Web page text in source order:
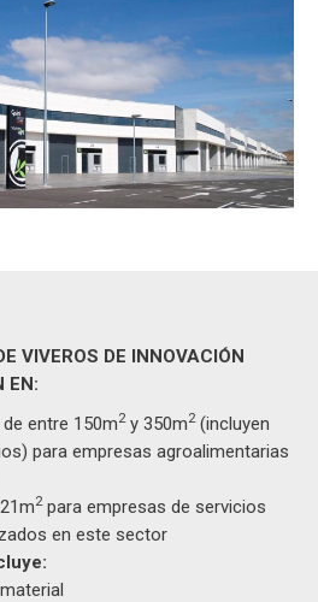
VIVEROS DE INNOVACIÓN
EN:
de entre 150m2y 350m2(incluyen
para empresas agroalimentarias
2para empresas de servicios
en este sector